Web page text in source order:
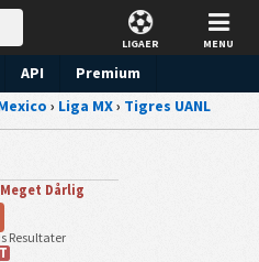
LIGAER MENU
API Premium
› Liga MX› Tigres UANL
Meget Dårlig
Resultater
T